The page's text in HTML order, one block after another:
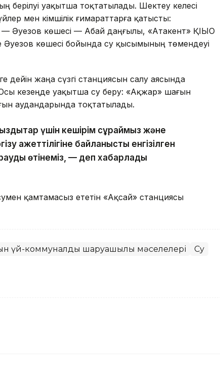
уақытша тоқтатылады. Шектеу келесі
мен әкімшілік ғимараттарға қатысты:
Әуезов көшесі — Абай даңғылы, «Атакент» ҚІЫО
Әуезов көшесі бойында су қысымының төмендеуі
дейін жаңа сүзгі станциясын салу аясында
Осы кезеңде уақытша су беру: «Ақжар» шағын
аудандарында тоқтатылады.
үшін кешірім сұраймыз және
қажеттілігіне байланысты енгізілген
өтінеміз, — деп хабарлады
қамтамасыз ететін «Ақсай» станциясы
үй-коммуналдық шаруашылық мәселелері Су